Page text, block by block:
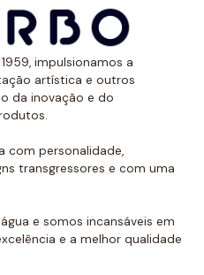
impulsionamos a
artística e outros
da inovação e do
com personalidade,
transgressores e com uma
e somos incansáveis em
e a melhor qualidade